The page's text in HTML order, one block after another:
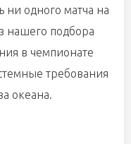
одного матча на
нашего подбора
в чемпионате
требования
океана.